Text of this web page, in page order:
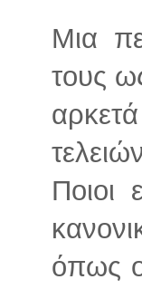
Μια
τους
Ποιοι
όπως ο